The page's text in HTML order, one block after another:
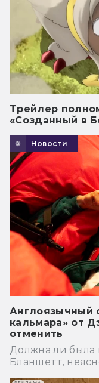
Трейлер
«Созданный в
Новости
Англоязычный
кальмара» от
отменить
Должна ли была
Бланшетт,